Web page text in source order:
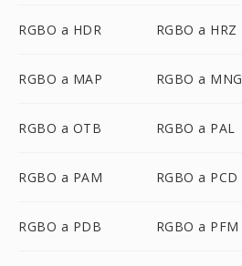
RGBO a HDR RGBO a HRZ
RGBO a MAP RGBO a MNG
RGBO a OTB RGBO a PAL
RGBO a PAM RGBO a PCD
RGBO a PDB RGBO a PFM